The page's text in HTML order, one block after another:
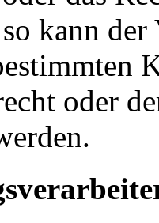
kann
oder